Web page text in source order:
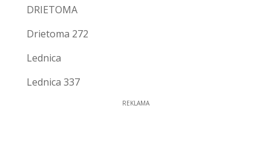
DRIETOMA
Drietoma 272
Lednica
Lednica 337
REKLAMA